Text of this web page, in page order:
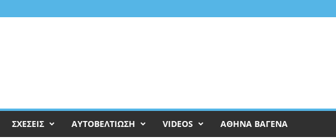
ΣΧΕΣΕΙΣ ΑΥΤΟΒΕΛΤΙΩΣΗ VIDEOS ΑΘΗΝΑ ΒΑΓΕΝΑ